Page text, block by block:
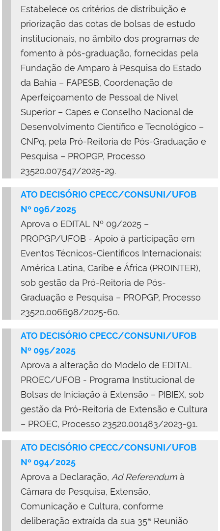
Estabelece os critérios de distribuição e
priorização das cotas de bolsas de estudo
institucionais, no âmbito dos programas de
fomento à pós-graduação, fornecidas pela
Fundação de Amparo à Pesquisa do Estado
da Bahia – FAPESB, Coordenação de
Aperfeiçoamento de Pessoal de Nível
Superior – Capes e Conselho Nacional de
Desenvolvimento Científico e Tecnológico –
CNPq, pela Pró-Reitoria de Pós-Graduação e
Pesquisa – PROPGP, Processo
23520.007547/2025-29.
ATO DECISÓRIO CPECC/CONSUNI/UFOB
Nº 096/2025
Aprova o EDITAL Nº 09/2025 –
PROPGP/UFOB - Apoio à participação em
Eventos Técnicos-Científicos Internacionais:
América Latina, Caribe e África (PROINTER),
sob gestão da Pró-Reitoria de Pós-
Graduação e Pesquisa – PROPGP, Processo
23520.006698/2025-60.
ATO DECISÓRIO CPECC/CONSUNI/UFOB
Nº 095/2025
Aprova a alteração do Modelo de EDITAL
PROEC/UFOB - Programa Institucional de
Bolsas de Iniciação à Extensão – PIBIEX, sob
gestão da Pró-Reitoria de Extensão e Cultura
– PROEC, Processo 23520.001483/2023-91.
ATO DECISÓRIO CPECC/CONSUNI/UFOB
Nº 094/2025
Aprova a Declaração, Ad Referendum à
Câmara de Pesquisa, Extensão,
Comunicação e Cultura, conforme
deliberação extraída da sua 35ª Reunião